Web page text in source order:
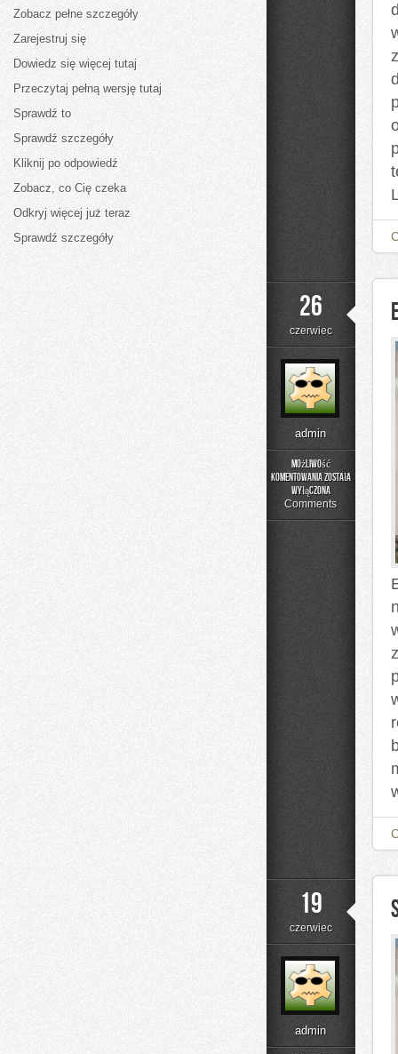
26
czerwiec
admin
Możliwość
komentowania
Edukacja
Styl
została
wyłączona
Comments
19
czerwiec
admin
Zobacz pełne szczegóły
Zarejestruj się
Dowiedz się więcej tutaj
Przeczytaj pełną wersję tutaj
Sprawdź to
Sprawdź szczegóły
Kliknij po odpowiedź
Zobacz, co Cię czeka
Odkryj więcej już teraz
Sprawdź szczegóły